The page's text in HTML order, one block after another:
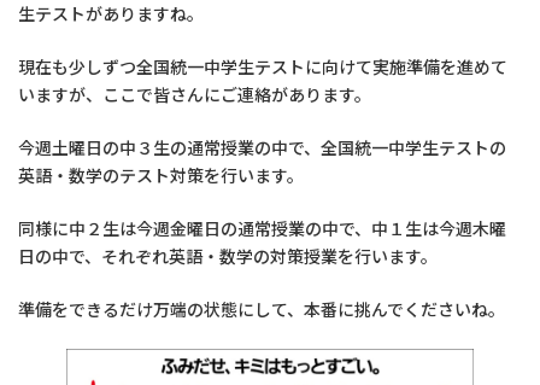
生テストがありますね。
現在も少しずつ全国統一中学生テストに向けて実施準備を進めて
いますが、ここで皆さんにご連絡があります。
今週土曜日の中３生の通常授業の中で、全国統一中学生テストの
英語・数学のテスト対策を行います。
同様に中２生は今週金曜日の通常授業の中で、中１生は今週木曜
日の中で、それぞれ英語・数学の対策授業を行います。
準備をできるだけ万端の状態にして、本番に挑んでくださいね。